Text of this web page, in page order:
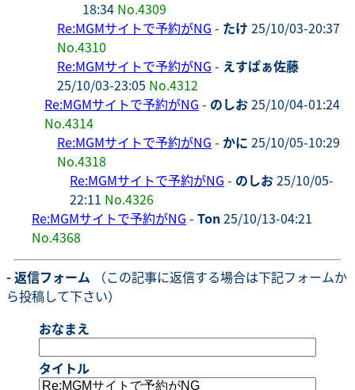
18:34 No.4309
Re:MGMサイトで予約がNG - たけ 25/10/03-20:37
No.4310
Re:MGMサイトで予約がNG - えすぱぁ佐藤
25/10/03-23:05 No.4312
Re:MGMサイトで予約がNG - のしお25/10/04-01:24
No.4314
Re:MGMサイトで予約がNG - かに 25/10/05-10:29
No.4318
Re:MGMサイトで予約がNG - のしお25/10/05-
22:11 No.4326
Re:MGMサイトで予約がNG - Ton 25/10/13-04:21
No.4368
- 返信フォーム （この記事に返信する場合は下記フォームか
ら投稿して下さい）
おなまえ
タイトル